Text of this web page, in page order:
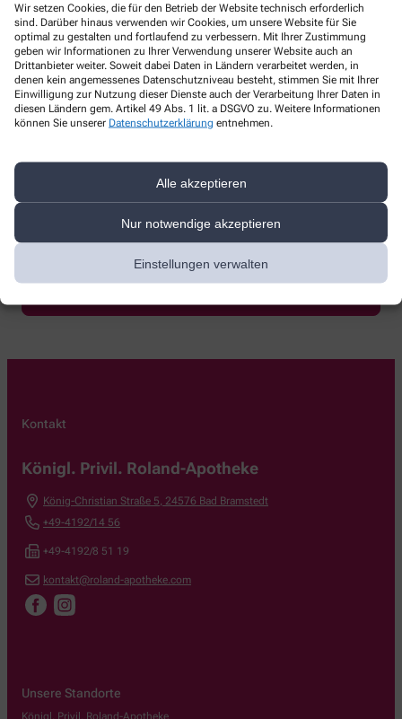
Wir setzen Cookies, die für den Betrieb der Website technisch erforderlich
sind. Darüber hinaus verwenden wir Cookies, um unsere Website für Sie
optimal zu gestalten und fortlaufend zu verbessern. Mit Ihrer Zustimmung
geben wir Informationen zu Ihrer Verwendung unserer Website auch an
Drittanbieter weiter. Soweit dabei Daten in Ländern verarbeitet werden, in
denen kein angemessenes Datenschutzniveau besteht, stimmen Sie mit Ihrer
Einwilligung zur Nutzung dieser Dienste auch der Verarbeitung Ihrer Daten in
diesen Ländern gem. Artikel 49 Abs. 1 lit. a DSGVO zu. Weitere Informationen
können Sie unserer Datenschutzerklärung entnehmen.
Alle akzeptieren
Nur notwendige akzeptieren
Einstellungen verwalten
Ich erkläre mich damit einverstanden, dass die von mir angegebenen
Daten elektronisch erfasst und gespeichert und meine Daten an die
von mir ausgesuchte Apotheke übergeben werden. Rechtsgrundlage
der Verarbeitung ist Art. 6 Abs. 1 lit. a DS-GVO. Die Einwilligung kann
jederzeit widerrufen werden, z.B. per E-Mail ankontakt@roland-
apotheke.com.
verwendet. Weitere Informationen zum Datenschutz finden Sie unter
Datenschutz .
Kontakt
Königl. Privil. Roland-Apotheke
König-Christian Straße 5, 24576 Bad Bramstedt
+49-4192/14 56
+49-4192/8 51 19
kontakt@roland-apotheke.com
Unsere Standorte
Königl. Privil. Roland-Apotheke